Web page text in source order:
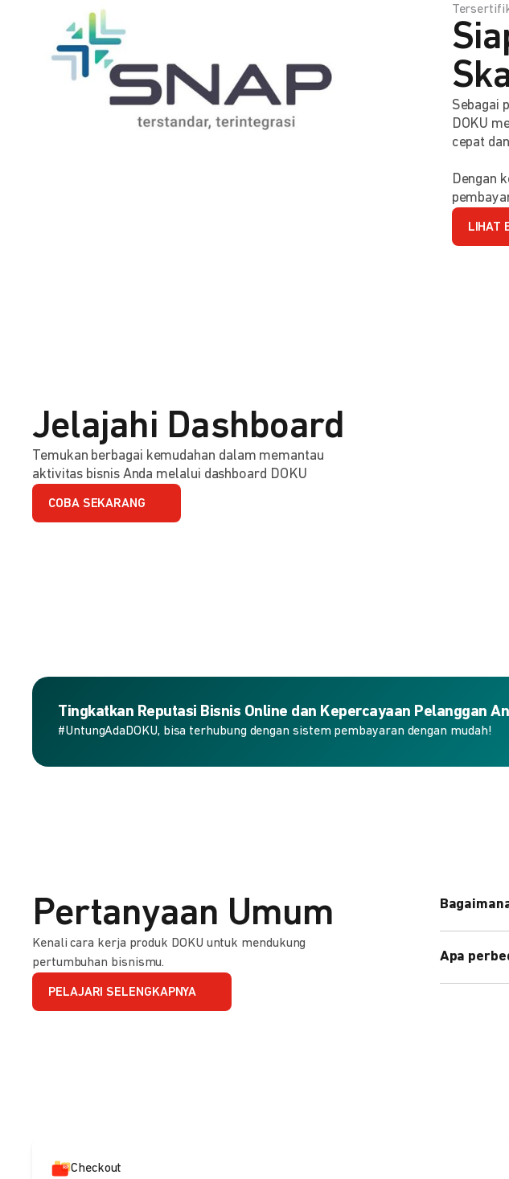
Sebagai
DOKU
cepat
Dengan
LIHAT
Jelajahi Dashboard
Temukan berbagai kemudahan dalam memantau
aktivitas bisnis Anda melalui dashboard DOKU
COBA SEKARANG
Tingkatkan Reputasi Bisnis Online dan Kepercayaan Pelanggan
#UntungAdaDOKU, bisa terhubung dengan sistem pembayaran dengan mudah!
Pertanyaan Umum
Kenali cara kerja produk DOKU untuk mendukung
pertumbuhan bisnismu.
PELAJARI SELENGKAPNYA
Pelajari
Apa
Checkout